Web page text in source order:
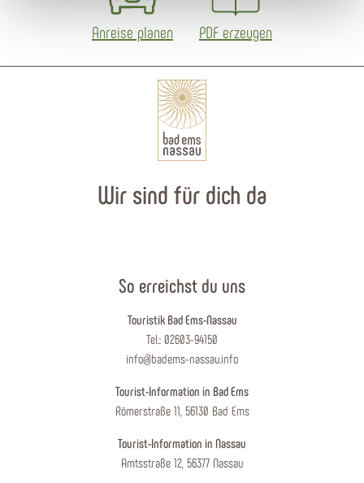
Anreise planen PDF erzeugen
Wir sind für dich da
So erreichst du uns
Touristik Bad Ems-Nassau
Tel.: 02603-94150
info@badems-nassau.info
Tourist-Information in Bad Ems
Römerstraße 11, 56130 Bad Ems
Tourist-Information in Nassau
Amtsstraße 12, 56377 Nassau